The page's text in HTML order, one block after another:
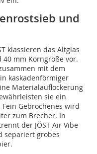
und
klassieren das Altglas
mm Korngröße vor.
mit dem
kaskadenförmiger
Materialauflockerung
sie ein
Gebrochenes wird
zum Brecher. In
der JÖST Air Vibe
separiert grobes